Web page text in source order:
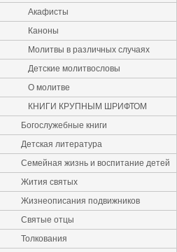
Акафисты
Каноны
Молитвы в различных случаях
Детские молитвословы
О молитве
КНИГИ КРУПНЫМ ШРИФТОМ
Богослужебные книги
Детская литература
Семейная жизнь и воспитание детей
Жития святых
Жизнеописания подвижников
Святые отцы
Толкования